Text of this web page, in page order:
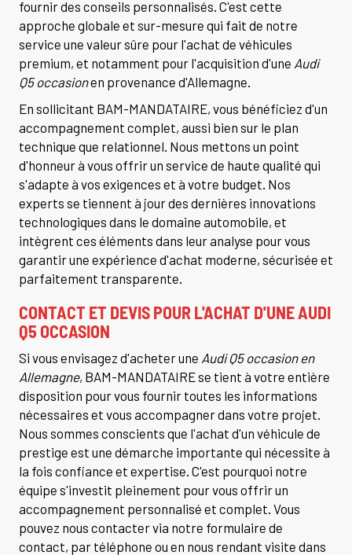
fournir des conseils personnalisés. C'est cette
approche globale et sur-mesure qui fait de notre
service une valeur sûre pour l'achat de véhicules
premium, et notamment pour l'acquisition d'une Audi
Q5 occasionen provenance d'Allemagne.
En sollicitant BAM-MANDATAIRE, vous bénéficiez d'un
accompagnement complet, aussi bien sur le plan
technique que relationnel. Nous mettons un point
d'honneur à vous offrir un service de haute qualité qui
s'adapte à vos exigences et à votre budget. Nos
experts se tiennent à jour des dernières innovations
technologiques dans le domaine automobile, et
intègrent ces éléments dans leur analyse pour vous
garantir une expérience d'achat moderne, sécurisée et
parfaitement transparente.
CONTACT ET DEVIS POUR L'ACHAT D'UNE AUDI
Q5 OCCASION
Si vous envisagez d'acheter une Audi Q5 occasion en
Allemagne, BAM-MANDATAIRE se tient à votre entière
disposition pour vous fournir toutes les informations
nécessaires et vous accompagner dans votre projet.
Nous sommes conscients que l'achat d'un véhicule de
prestige est une démarche importante qui nécessite à
la fois confiance et expertise. C'est pourquoi notre
équipe s'investit pleinement pour vous offrir un
accompagnement personnalisé et complet. Vous
pouvez nous contacter via notre formulaire de
contact, par téléphone ou en nous rendant visite dans